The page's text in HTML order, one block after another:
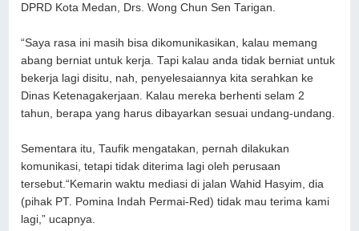
DPRD Kota Medan, Drs. Wong Chun Sen Tarigan.
“Saya rasa ini masih bisa dikomunikasikan, kalau memang
abang berniat untuk kerja. Tapi kalau anda tidak berniat untuk
bekerja lagi disitu, nah, penyelesaiannya kita serahkan ke
Dinas Ketenagakerjaan. Kalau mereka berhenti selam 2
tahun, berapa yang harus dibayarkan sesuai undang-undang.
Sementara itu, Taufik mengatakan, pernah dilakukan
komunikasi, tetapi tidak diterima lagi oleh perusaan
tersebut.“Kemarin waktu mediasi di jalan Wahid Hasyim, dia
(pihak PT. Pomina Indah Permai-Red) tidak mau terima kami
lagi,” ucapnya.